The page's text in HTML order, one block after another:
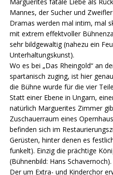
Mannes, der Sucher und
Dramas werden mal intim, mal
mit extrem effektvoller
sehr bildgewaltig (nahezu ein
Unterhaltungskunst).
Wo es bei „Das Rheingold“ an
spartanisch zuging, ist hier
die Bühne wurde für die vier
Statt einer Ebene in Ungarn,
natürlich Marguerites Zimmer
Zuschauerraum eines
befinden sich im
Gerüsten, hinter denen es
funkelt). Einzig die prächtige
(Bühnenbild: Hans Schavernoch).
Der um Extra- und Kinderchor